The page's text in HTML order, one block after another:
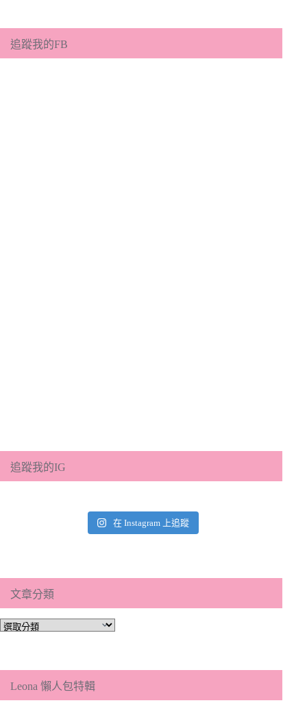
追蹤我的FB
追蹤我的IG
在 Instagram 上追蹤
文章分類
文
類
Leona 懶人包特輯